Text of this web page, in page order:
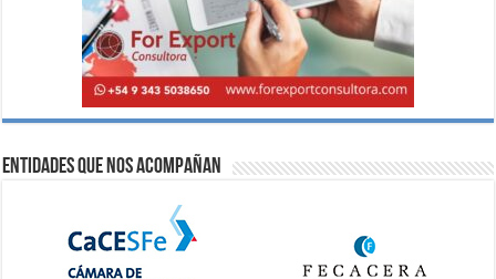
Entidades que nos acompañan